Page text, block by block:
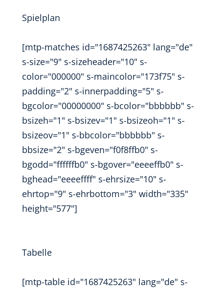
Spielplan
[mtp-matches id="1687425263" lang="de"
s-size="9" s-sizeheader="10" s-
color="000000" s-maincolor="173f75" s-
padding="2" s-innerpadding="5" s-
bgcolor="00000000" s-bcolor="bbbbbb" s-
bsizeh="1" s-bsizev="1" s-bsizeoh="1" s-
bsizeov="1" s-bbcolor="bbbbbb" s-
bbsize="2" s-bgeven="f0f8ffb0" s-
bgodd="ffffffb0" s-bgover="eeeeffb0" s-
bghead="eeeeffff" s-ehrsize="10" s-
ehrtop="9" s-ehrbottom="3" width="335"
height="577"]
Tabelle
[mtp-table id="1687425263" lang="de" s-